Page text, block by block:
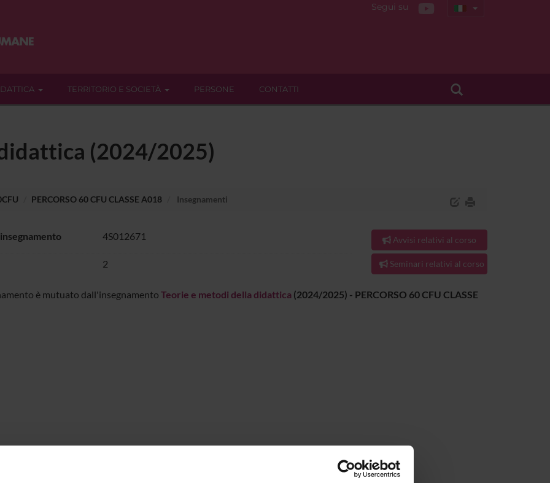
Segui su
TERRITORIO E SOCIETÀ PERSONE CONTATTI
(2024/2025)
PERCORSO 60 CFU CLASSE A018 Insegnamenti
4S012671
2
Avvisi relativi al corso
Seminari relativi al corso
è mutuato dall'insegnamento Teorie e metodi della didattica(2024/2025) - PERCORSO 60 CFU CLASSE